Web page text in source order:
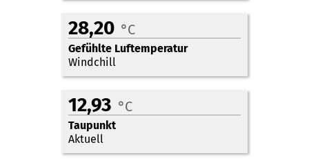
28,20 °C
Gefühlte Luftemperatur
Windchill
12,93 °C
Taupunkt
Aktuell